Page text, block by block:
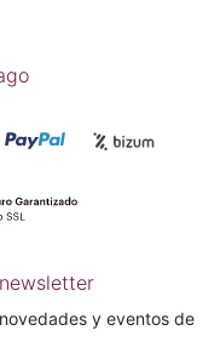
y eventos de